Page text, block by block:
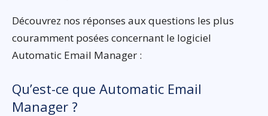
Découvrez nos réponses aux questions les plus
couramment posées concernant le logiciel
Automatic Email Manager :
Qu’est-ce que Automatic Email
Manager ?